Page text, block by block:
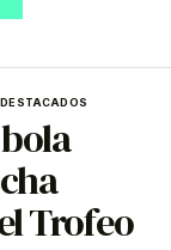
DESTACADOS
Trofeo